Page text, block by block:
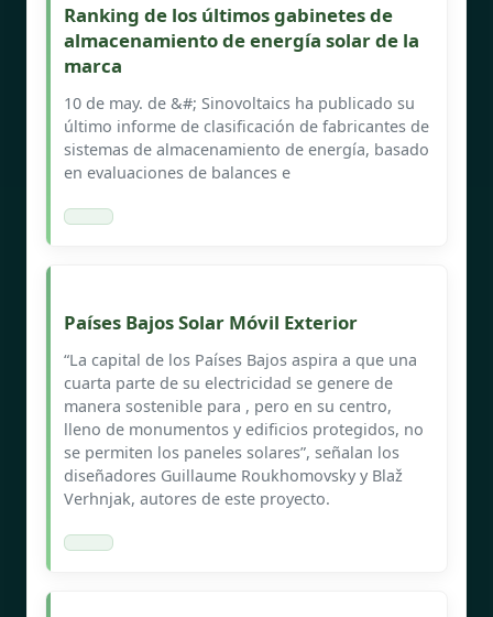
Ranking de los últimos gabinetes de
almacenamiento de energía solar de la
marca
10 de may. de &#; Sinovoltaics ha publicado su
último informe de clasificación de fabricantes de
sistemas de almacenamiento de energía, basado
en evaluaciones de balances e
Países Bajos Solar Móvil Exterior
“La capital de los Países Bajos aspira a que una
cuarta parte de su electricidad se genere de
manera sostenible para , pero en su centro,
lleno de monumentos y edificios protegidos, no
se permiten los paneles solares”, señalan los
diseñadores Guillaume Roukhomovsky y Blaž
Verhnjak, autores de este proyecto.